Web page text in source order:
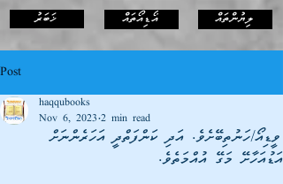
ޚަބަރު
އޯޑިއޯތައް
ލިޔުންތައް
Post
ވީޑިއޯ/ހަނުތިބޭށެވެ. އަދި ކަންފަތްދީ އަހަރެންނަށް
އަޑުއަހާށޭ މަގޭ އުއްމަތެވެ.
haqqubooks
Nov 6, 2023 2 min read